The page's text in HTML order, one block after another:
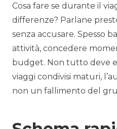
Cosa fare se durante il
differenze? Parlane
senza accusare. Spesso
attività, concedere
budget. Non tutto deve
viaggi condivisi maturi,
non un fallimento del